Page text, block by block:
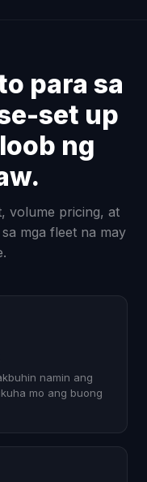
para sa
set up
ng
volume pricing, at
mga fleet na may
namin ang
mo ang buong